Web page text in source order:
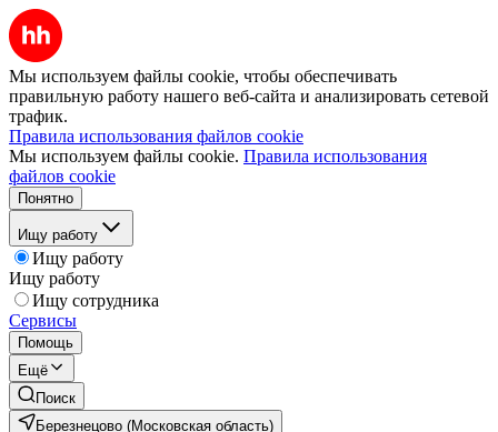
Мы используем файлы cookie, чтобы обеспечивать
правильную работу нашего веб-сайта и анализировать сетевой
трафик.
Правила использования файлов cookie
Мы используем файлы cookie. Правила использования
файлов cookie
Понятно
Ищу работу
Ищу работу
Ищу работу
Ищу сотрудника
Сервисы
Помощь
Ещё
Поиск
Березнецово (Московская область)